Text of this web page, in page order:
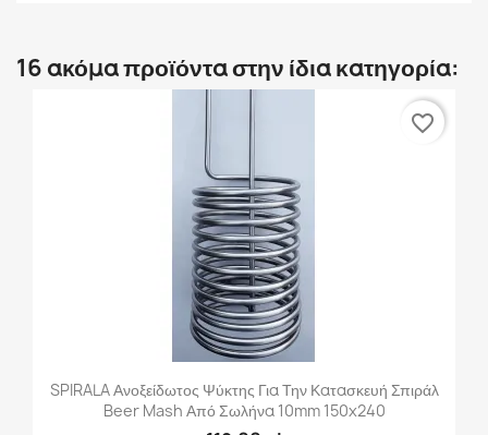
16 ακόμα προϊόντα στην ίδια κατηγορία:
SPIRALA Ανοξείδωτος Ψύκτης Για Την Κατασκευή Σπιράλ
Beer Mash Από Σωλήνα 10mm 150x240
favorite_border